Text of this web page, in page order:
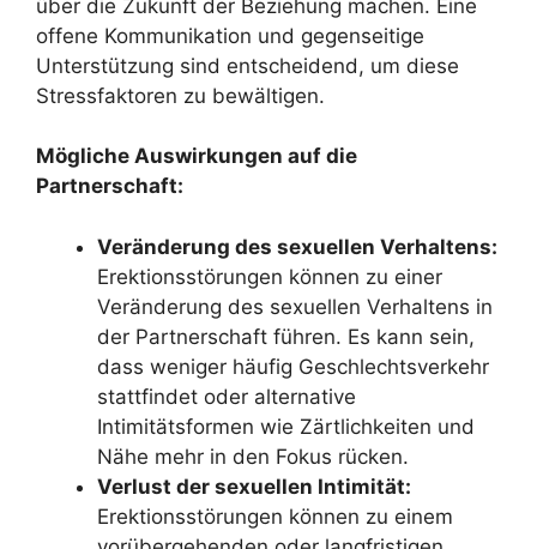
über die Zukunft der Beziehung machen. Eine
offene Kommunikation und gegenseitige
Unterstützung sind entscheidend, um diese
Stressfaktoren zu bewältigen.
Mögliche Auswirkungen auf die
Partnerschaft:
Veränderung des sexuellen Verhaltens:
Erektionsstörungen können zu einer
Veränderung des sexuellen Verhaltens in
der Partnerschaft führen. Es kann sein,
dass weniger häufig Geschlechtsverkehr
stattfindet oder alternative
Intimitätsformen wie Zärtlichkeiten und
Nähe mehr in den Fokus rücken.
Verlust der sexuellen Intimität:
Erektionsstörungen können zu einem